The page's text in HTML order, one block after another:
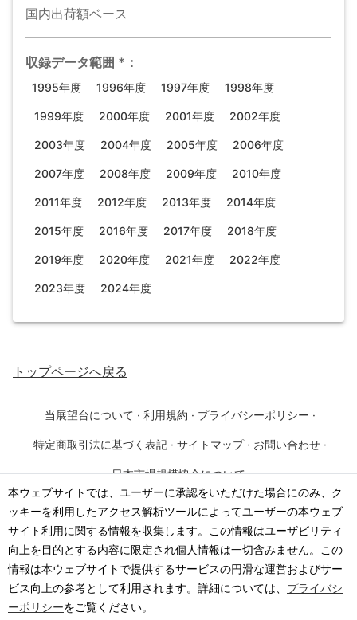
本ウェブサイトでは、ユーザーに承認をいただけた場合にのみ、ク
ッキーを利用したアクセス解析ツールによってユーザーの本ウェブ
サイト利用に関する情報を収集します。この情報はユーザビリティ
向上を目的とする内容に限定され個人情報は一切含みません。この
情報は本ウェブサイトで提供するサービスの円滑な運営およびサー
ビス向上の参考として利用されます。詳細については、 プライバシ
ーポリシーをご覧ください。
国内出荷額ベース
収録データ範囲 * ：
1995年度 1996年度 1997年度 1998年度
1999年度 2000年度 2001年度 2002年度
2003年度 2004年度 2005年度 2006年度
2007年度 2008年度 2009年度 2010年度
2011年度 2012年度 2013年度 2014年度
2015年度 2016年度 2017年度 2018年度
2019年度 2020年度 2021年度 2022年度
2023年度 2024年度
トップページへ戻る
当展望台について · 利用規約 · プライバシーポリシー ·
特定商取引法に基づく表記 · サイトマップ · お問い合わせ ·
日本市場規模協会について
©2026· 一般社団法人 日本市場規模協会